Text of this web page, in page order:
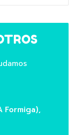
Formiga),